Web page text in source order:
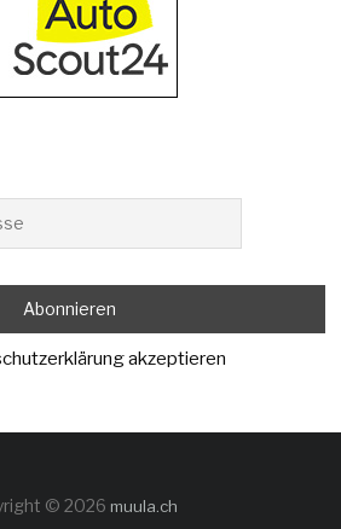
akzeptieren
© 2026 muula.ch